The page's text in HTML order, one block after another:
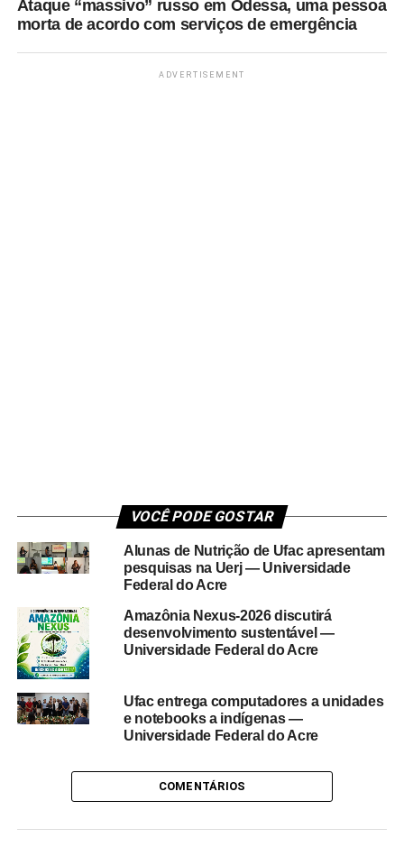
Ataque “massivo” russo em Odessa, uma pessoa
morta de acordo com serviços de emergência
ADVERTISEMENT
VOCÊ PODE GOSTAR
Alunas de Nutrição de Ufac apresentam
pesquisas na Uerj — Universidade
Federal do Acre
Amazônia Nexus-2026 discutirá
desenvolvimento sustentável —
Universidade Federal do Acre
Ufac entrega computadores a unidades
e notebooks a indígenas —
Universidade Federal do Acre
COMENTÁRIOS